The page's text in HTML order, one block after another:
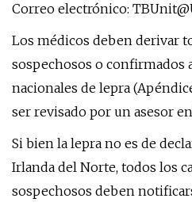
Correo electrónico:
Los médicos deben derivar
sospechosos o confirmados
nacionales de lepra
ser revisado por un asesor
Si bien la lepra no es de
Irlanda del Norte, todos los
sospechosos deben